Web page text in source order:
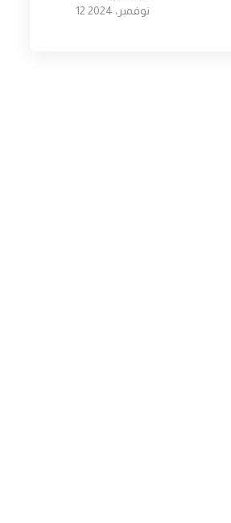
12 نوفمبر، 2024